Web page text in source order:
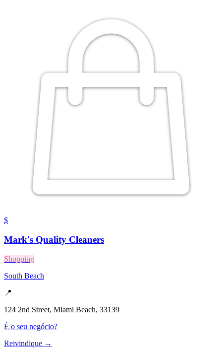
$
Mark's Quality Cleaners
Shopping
South Beach
📍
124 2nd Street, Miami Beach, 33139
É o seu negócio?
Reivindique →